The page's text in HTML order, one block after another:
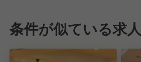
条件が似ている求人